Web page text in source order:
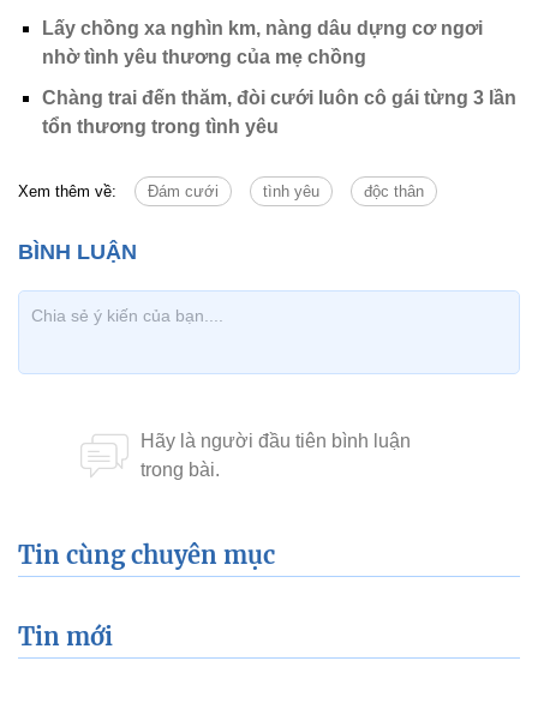
Lấy chồng xa nghìn km, nàng dâu dựng cơ ngơi
nhờ tình yêu thương của mẹ chồng
Chàng trai đến thăm, đòi cưới luôn cô gái từng 3 lần
tổn thương trong tình yêu
Xem thêm về: Đám cưới tình yêu độc thân
Tin cùng chuyên mục
Tin mới